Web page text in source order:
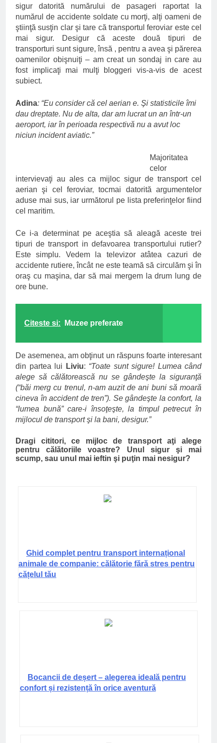
sigur datorită numărului de pasageri raportat la
numărul de accidente soldate cu morţi, alţi oameni de
ştiinţă susţin clar şi tare că transportul feroviar este cel
mai sigur. Desigur că aceste două tipuri de
transporturi sunt sigure, însă , pentru a avea şi părerea
oamenilor obişnuiţi – am creat un sondaj in care au
fost implicaţi mai mulţi bloggeri vis-a-vis de acest
subiect.
Adina: “Eu consider că cel aerian e. Şi statisticile îmi
dau dreptate. Nu de alta, dar am lucrat un an într-un
aeroport, iar în perioada respectivă nu a avut loc
niciun incident aviatic.”
Majoritatea
celor
intervievaţi au ales ca mijloc sigur de transport cel
aerian şi cel feroviar, tocmai datorită argumentelor
aduse mai sus, iar următorul pe lista preferinţelor fiind
cel maritim.
Ce i-a determinat pe aceştia să aleagă aceste trei
tipuri de transport in defavoarea transportului rutier?
Este simplu. Vedem la televizor atâtea cazuri de
accidente rutiere, încât ne este teamă să circulăm şi în
oraş cu maşina, dar să mai mergem la drum lung de
ore bune.
Citeste si: Muzee preferate
De asemenea, am obţinut un răspuns foarte interesant
din partea lui
Liviu: “Toate sunt sigure! Lumea când
alege să călătorească nu se gândeşte la siguranţă
(“băi merg cu trenul, n-am auzit de ani buni să moară
cineva în accident de tren”). Se gândeşte la confort, la
“lumea bună” care-i însoţeşte, la timpul petrecut în
mijlocul de transport şi la bani, desigur.”
Dragi cititori, ce mijloc de transport aţi alege
pentru călătoriile voastre? Unul sigur şi mai
scump, sau unul mai ieftin şi puţin mai nesigur?
Ghid complet pentru transport internațional
animale de companie: călătorie fără stres pentru
cățelul tău
Bocancii de deșert – alegerea ideală pentru
confort și rezistență în orice aventură